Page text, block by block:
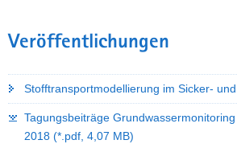
Veröffentlichungen
Stofftransportmodellierung im Sicker-
Tagungsbeiträge
2018 (*.pdf, 4,07 MB)